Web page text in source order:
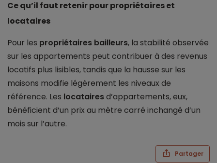
Ce qu’il faut retenir pour propriétaires et
locataires
Pour les propriétaires bailleurs, la stabilité observée
sur les appartements peut contribuer à des revenus
locatifs plus lisibles, tandis que la hausse sur les
maisons modifie légèrement les niveaux de
référence. Les locatairesd’appartements, eux,
bénéficient d’un prix au mètre carré inchangé d’un
mois sur l’autre.
Partager